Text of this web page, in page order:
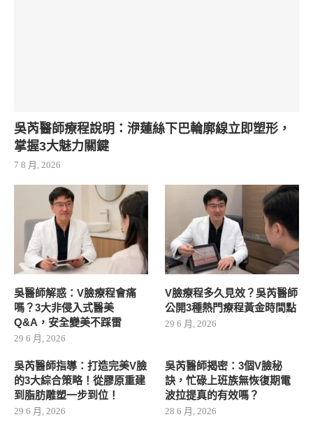
吳芮醫師療程說明：洢蓮絲下巴輪廓線立即塑形，
掌握3大魅力關鍵
7 8 月, 2026
吳醫師解惑：V臉療程會痛
嗎？3大非侵入式醫美
Q&A，安全變美不踩雷
29 6 月, 2026
V臉療程多久見效？吳芮醫師
公開3種熱門療程黃金時間點
29 6 月, 2026
吳芮醫師指導：打造完美V臉
的3大綜合策略！從膠原重建
到脂肪雕塑一步到位！
29 6 月, 2026
吳芮醫師揭密：3個V臉秘
訣，忙碌上班族無恢復期電
波拉提真的有效嗎？
28 6 月, 2026